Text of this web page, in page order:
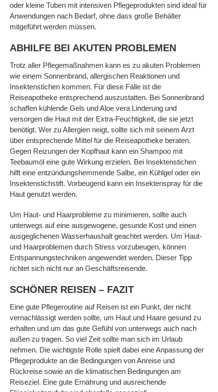
oder kleine Tuben mit intensiven Pflegeprodukten sind ideal für
Anwendungen nach Bedarf, ohne dass große Behälter
mitgeführt werden müssen.
ABHILFE BEI AKUTEN PROBLEMEN
Trotz aller Pflegemaßnahmen kann es zu akuten Problemen
wie einem Sonnenbrand, allergischen Reaktionen und
Insektenstichen kommen. Für diese Fälle ist die
Reiseapotheke entsprechend auszustatten. Bei Sonnenbrand
schaffen kühlende Gels und Aloe vera Linderung und
versorgen die Haut mit der Extra-Feuchtigkeit, die sie jetzt
benötigt. Wer zu Allergien neigt, sollte sich mit seinem Arzt
über entsprechende Mittel für die Reiseapotheke beraten.
Gegen Reizungen der Kopfhaut kann ein Shampoo mit
Teebaumöl eine gute Wirkung erzielen. Bei Insektenstichen
hilft eine entzündungshemmende Salbe, ein Kühlgel oder ein
Insektenstichstift. Vorbeugend kann ein Insektenspray für die
Haut genutzt werden.
Um Haut- und Haarprobleme zu minimieren, sollte auch
unterwegs auf eine ausgewogene, gesunde Kost und einen
ausgeglichenen Wasserhaushalt geachtet werden. Um Haut-
und Haarproblemen durch Stress vorzubeugen, können
Entspannungstechniken angewendet werden. Dieser Tipp
richtet sich nicht nur an Geschäftsreisende.
SCHÖNER REISEN – FAZIT
Eine gute Pflegeroutine auf Reisen ist ein Punkt, der nicht
vernachlässigt werden sollte, um Haut und Haare gesund zu
erhalten und um das gute Gefühl von unterwegs auch nach
außen zu tragen. So viel Zeit sollte man sich im Urlaub
nehmen. Die wichtigste Rolle spielt dabei eine Anpassung der
Pflegeprodukte an die Bedingungen von Anreise und
Rückreise sowie an die klimatischen Bedingungen am
Reiseziel. Eine gute Ernährung und ausreichende